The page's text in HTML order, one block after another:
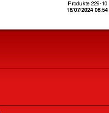
Produkte 229-10
18/07/2024 08:54